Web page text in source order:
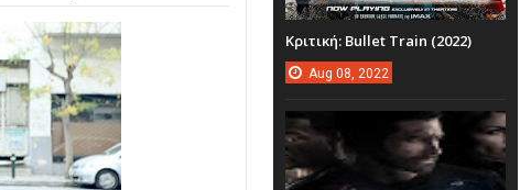
Κριτική: Bullet Train (2022)
Aug 08, 2022